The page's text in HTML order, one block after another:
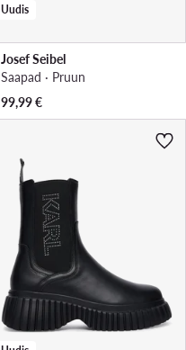
Uudis
Josef Seibel
Saapad · Pruun
99,99€